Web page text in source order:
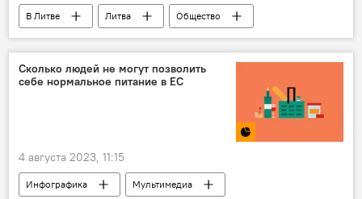
В Литве Литва
Общество
Россия
Белоруссия
Департамент миграции Литвы
Сколько людей не могут позволить
себе нормальное питание в ЕС
4 августа 2023, 11:15
Инфографика
Мультимедиа